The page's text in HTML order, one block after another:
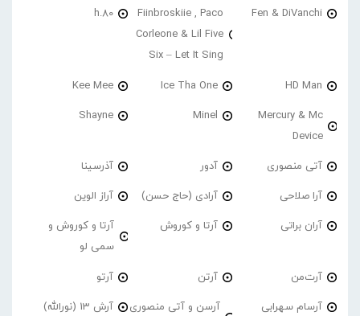
Fen & DiVanchi
Fiinbroskiie , Paco
Corleone & Lil Five
Six – Let It Sing
h.80
HD Man
Ice Tha One
Kee Mee
Mercury & Mc
Device
Minel
Shayne
آتی منصوری آدور آذرسینا
آرا صلاحی آرادی (حاج حسن) آراز الوین
آران براتی آرتا و کوروش
آرتا و کوروش و
سمی لو
آرت‌من آرتن آرتو
آرسام سهرابی
آرسن و آتی منصوری
آرش 13 (نورالله)